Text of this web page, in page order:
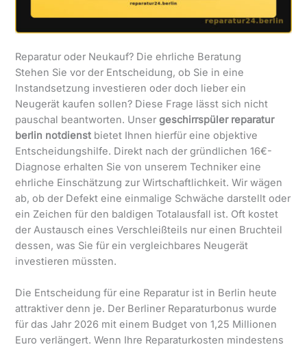
Reparatur oder Neukauf? Die ehrliche Beratung
Stehen Sie vor der Entscheidung, ob Sie in eine
Instandsetzung investieren oder doch lieber ein
Neugerät kaufen sollen? Diese Frage lässt sich nicht
pauschal beantworten. Unsergeschirrspüler reparatur
berlin notdienst bietet Ihnen hierfür eine objektive
Entscheidungshilfe. Direkt nach der gründlichen 16€-
Diagnose erhalten Sie von unserem Techniker eine
ehrliche Einschätzung zur Wirtschaftlichkeit. Wir wägen
ab, ob der Defekt eine einmalige Schwäche darstellt oder
ein Zeichen für den baldigen Totalausfall ist. Oft kostet
der Austausch eines Verschleißteils nur einen Bruchteil
dessen, was Sie für ein vergleichbares Neugerät
investieren müssten.
Die Entscheidung für eine Reparatur ist in Berlin heute
attraktiver denn je. Der Berliner Reparaturbonus wurde
für das Jahr 2026 mit einem Budget von 1,25 Millionen
Euro verlängert. Wenn Ihre Reparaturkosten mindestens